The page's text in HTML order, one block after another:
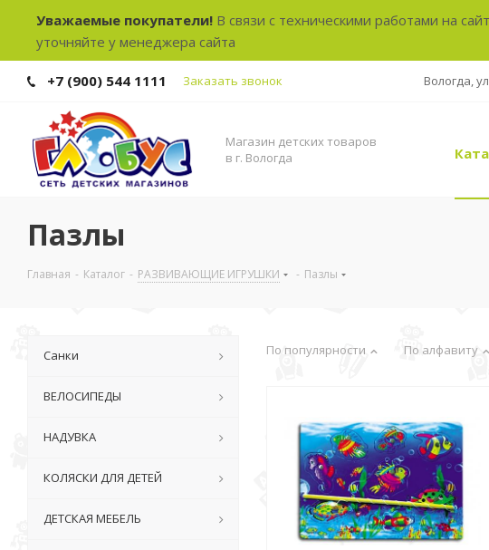
Уважаемые покупатели! В связи с техническими работами на
уточняйте у менеджера сайта
+7 (900) 544 1111 Заказать звонок Вологда,
Магазин детских товаров
в г. Вологда
Пазлы
Главная - Каталог - РАЗВИВАЮЩИЕ ИГРУШКИ - Пазлы
По популярности По алфавиту
Санки
ВЕЛОСИПЕДЫ
НАДУВКА
КОЛЯСКИ ДЛЯ ДЕТЕЙ
ДЕТСКАЯ МЕБЕЛЬ